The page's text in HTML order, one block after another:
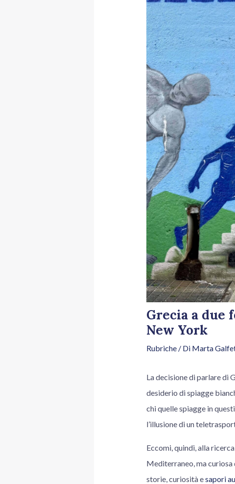
Grecia a due
New York
Rubriche/ Di Marta
La decisione di parlare di
desiderio di spiagge
chi quelle spiagge in
l’illusione di un
Eccomi, quindi, alla
Mediterraneo, ma
storie, curiosità esapori